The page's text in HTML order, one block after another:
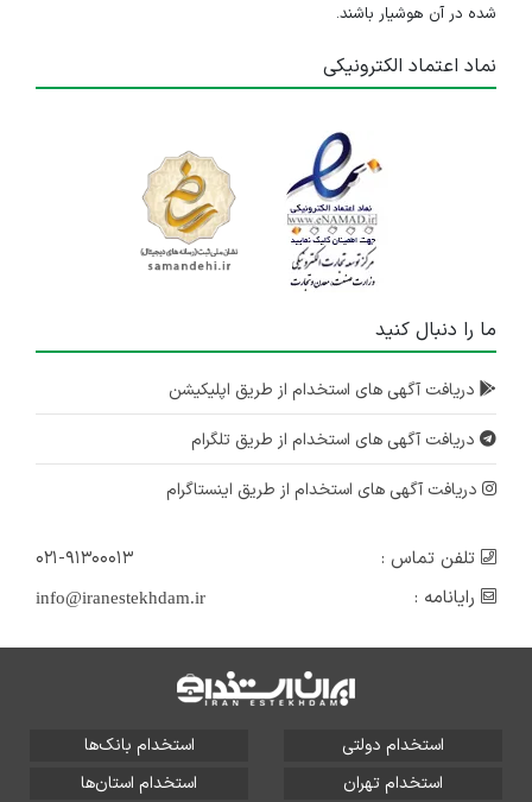
شده در آن هوشیار باشند.
نماد اعتماد الکترونیکی
ما را دنبال کنید
دریافت آگهی های استخدام از طریق اپلیکیشن
دریافت آگهی های استخدام از طریق تلگرام
دریافت آگهی های استخدام از طریق اینستاگرام
تلفن تماس :
۰۲۱-۹۱۳۰۰۰۱۳
رایانامه :
info@iranestekhdam.ir
استخدام دولتی
استخدام بانک‌ها
استخدام تهران
استخدام استان‌ها